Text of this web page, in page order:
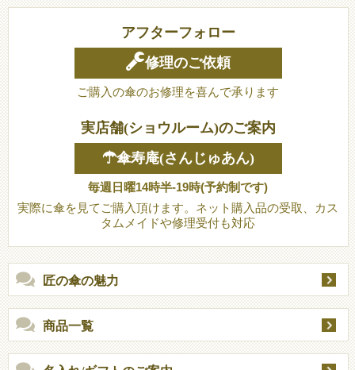
アフターフォロー
修理のご依頼
ご購入の傘のお修理を喜んで承ります
実店舗(ショウルーム)のご案内
☂傘寿庵(さんじゅあん)
毎週日曜14時半-19時(予約制です)
実際に傘を見てご購入頂けます。ネット購入品の受取、カス
タムメイドや修理受付も対応
匠の傘の魅力
商品一覧